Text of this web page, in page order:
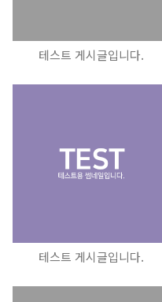
테스트 게시글입니다.
테스트 게시글입니다.